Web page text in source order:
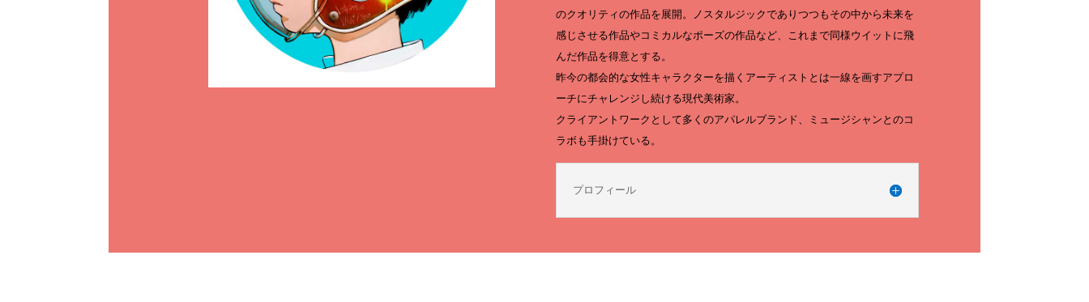
のクオリティの作品を展開。ノスタルジックでありつつもその中から未来を
感じさせる作品やコミカルなポーズの作品など、これまで同様ウイットに飛
んだ作品を得意とする。
昨今の都会的な女性キャラクターを描くアーティストとは一線を画すアプロ
ーチにチャレンジし続ける現代美術家。
クライアントワークとして多くのアパレルブランド、ミュージシャンとのコ
ラボも手掛けている。
プロフィール